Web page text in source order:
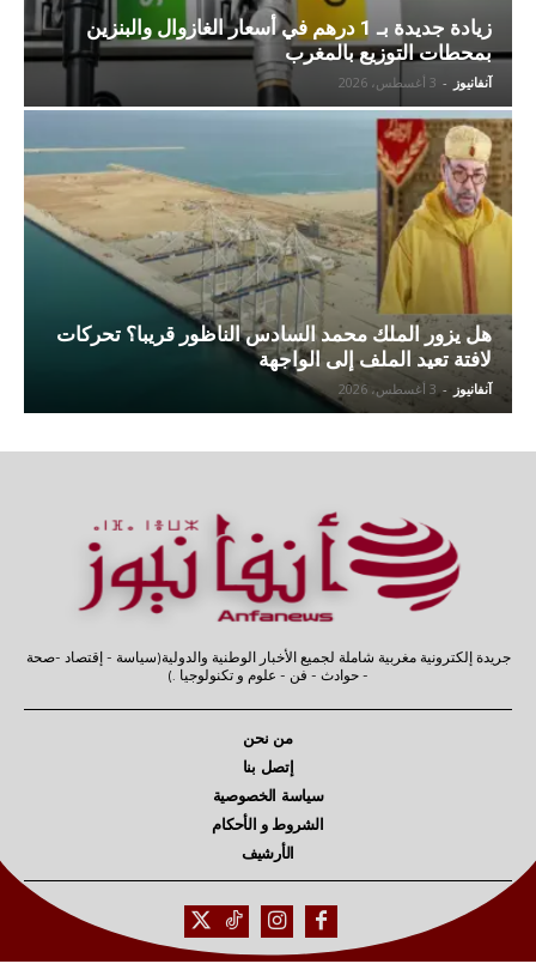
زيادة جديدة بـ 1 درهم في أسعار الغازوال والبنزين
بمحطات التوزيع بالمغرب
آنفانيوز - 3 أغسطس، 2026
هل يزور الملك محمد السادس الناظور قريبا؟ تحركات
لافتة تعيد الملف إلى الواجهة
آنفانيوز - 3 أغسطس، 2026
جريدة إلكترونية مغربية شاملة لجميع الأخبار الوطنية والدولية(سياسة - إقتصاد -صحة
- حوادث - فن - علوم و تكنولوجيا .)
من نحن
إتصل بنا
سياسة الخصوصية
الشروط و الأحكام
الأرشيف